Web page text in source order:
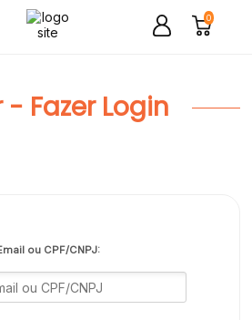
0
- Fazer Login
ou CPF/CNPJ: